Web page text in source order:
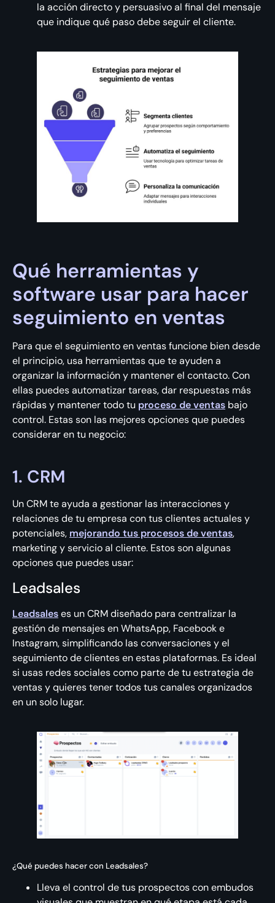
la acción directo y persuasivo al final del mensaje
que indique qué paso debe seguir el cliente.
Qué herramientas y
software usar para hacer
seguimiento en ventas
Para que el seguimiento en ventas funcione bien desde
el principio, usa herramientas que te ayuden a
organizar la información y mantener el contacto. Con
ellas puedes automatizar tareas, dar respuestas más
rápidas y mantener todo tu proceso de ventas bajo
control. Estas son las mejores opciones que puedes
considerar en tu negocio:
1. CRM
Un CRM te ayuda a gestionar las interacciones y
relaciones de tu empresa con tus clientes actuales y
potenciales, mejorando tus procesos de ventas,
marketing y servicio al cliente. Estos son algunas
opciones que puedes usar:
Leadsales
Leadsaleses un CRM diseñado para centralizar la
gestión de mensajes en WhatsApp, Facebook e
Instagram, simplificando las conversaciones y el
seguimiento de clientes en estas plataformas. Es ideal
si usas redes sociales como parte de tu estrategia de
ventas y quieres tener todos tus canales organizados
en un solo lugar.
¿Qué puedes hacer con Leadsales?
Lleva el control de tus prospectos con embudos